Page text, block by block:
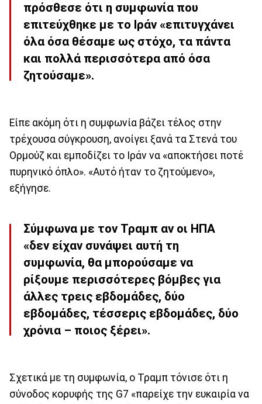
πρόσθεσε ότι η συμφωνία που
επιτεύχθηκε με το Ιράν «επιτυγχάνει
όλα όσα θέσαμε ως στόχο, τα πάντα
και πολλά περισσότερα από όσα
ζητούσαμε».
Είπε ακόμη ότι η συμφωνία βάζει τέλος στην
τρέχουσα σύγκρουση, ανοίγει ξανά τα Στενά του
Ορμούζ και εμποδίζει το Ιράν να «αποκτήσει ποτέ
πυρηνικό όπλο». «Αυτό ήταν το ζητούμενο»,
εξήγησε.
Σύμφωνα με τον Τραμπ αν οι ΗΠΑ
«δεν είχαν συνάψει αυτή τη
συμφωνία, θα μπορούσαμε να
ρίξουμε περισσότερες βόμβες για
άλλες τρεις εβδομάδες, δύο
εβδομάδες, τέσσερις εβδομάδες, δύο
χρόνια – ποιος ξέρει».
Σχετικά με τη συμφωνία, ο Τραμπ τόνισε ότι η
σύνοδος κορυφής της G7 «παρείχε την ευκαιρία να